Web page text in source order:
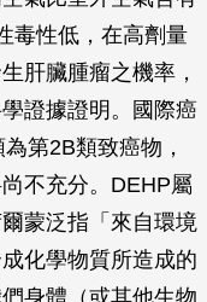
毒性低，在高劑量
肝臟腫瘤之機率，
證據證明。國際癌
第2B類致癌物，
不充分。DEHP屬
蒙泛指「來自環境
化學物質所造成的
身體（或其他生物